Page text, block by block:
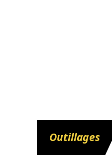
Outillages